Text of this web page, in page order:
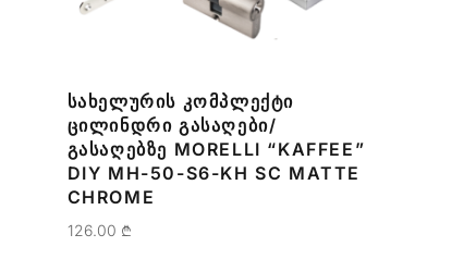
ᲡᲐᲮᲔᲚᲣᲠᲘᲡ ᲙᲝᲛᲞᲚᲔᲥᲢᲘ
ᲪᲘᲚᲘᲜᲓᲠᲘ ᲒᲐᲡᲐᲦᲔᲑᲘ/
ᲒᲐᲡᲐᲦᲔᲑᲖᲔ MORELLI “KAFFEE”
DIY MH-50-S6-KH SC MATTE
CHROME
126.00 ₾